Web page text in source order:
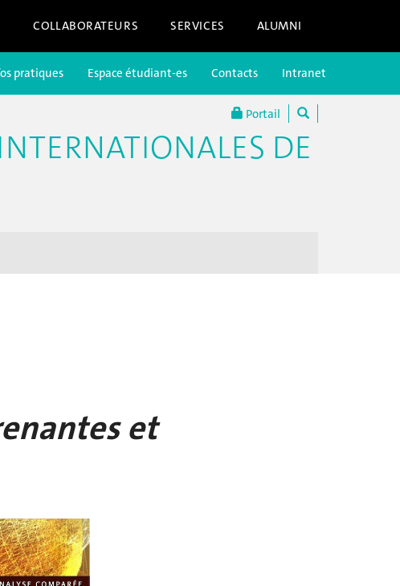
COLLABORATEURS SERVICES ALUMNI
Portail
pratiques Espace étudiant-es Contacts Intranet
DE
et